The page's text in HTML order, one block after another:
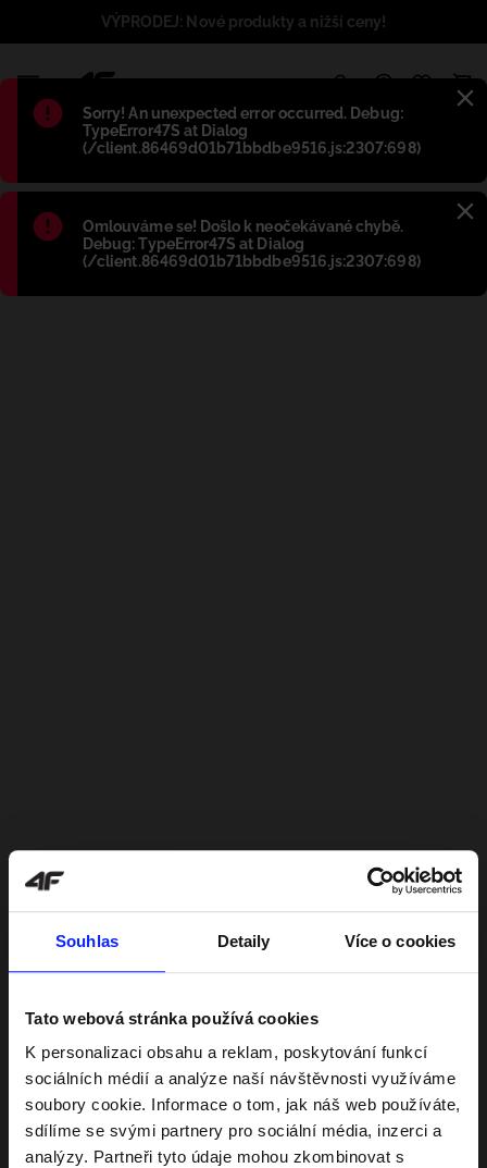
Souhlas Detaily Více o cookies
Tato webová stránka používá cookies
K personalizaci obsahu a reklam, poskytování funkcí
sociálních médií a analýze naší návštěvnosti využíváme
soubory cookie. Informace o tom, jak náš web používáte,
sdílíme se svými partnery pro sociální média, inzerci a
analýzy. Partneři tyto údaje mohou zkombinovat s
Błąd:
Sorry! An unexpected error occurred. Debug:
TypeError47S at Dialog
(/client.86469d01b71bbdbe9516.js:2307:698)
Błąd:
Omlouváme se! Došlo k neočekávané chybě.
Debug: TypeError47S at Dialog
(/client.86469d01b71bbdbe9516.js:2307:698)
VÝPRODEJ: Nové produkty a nižší ceny!